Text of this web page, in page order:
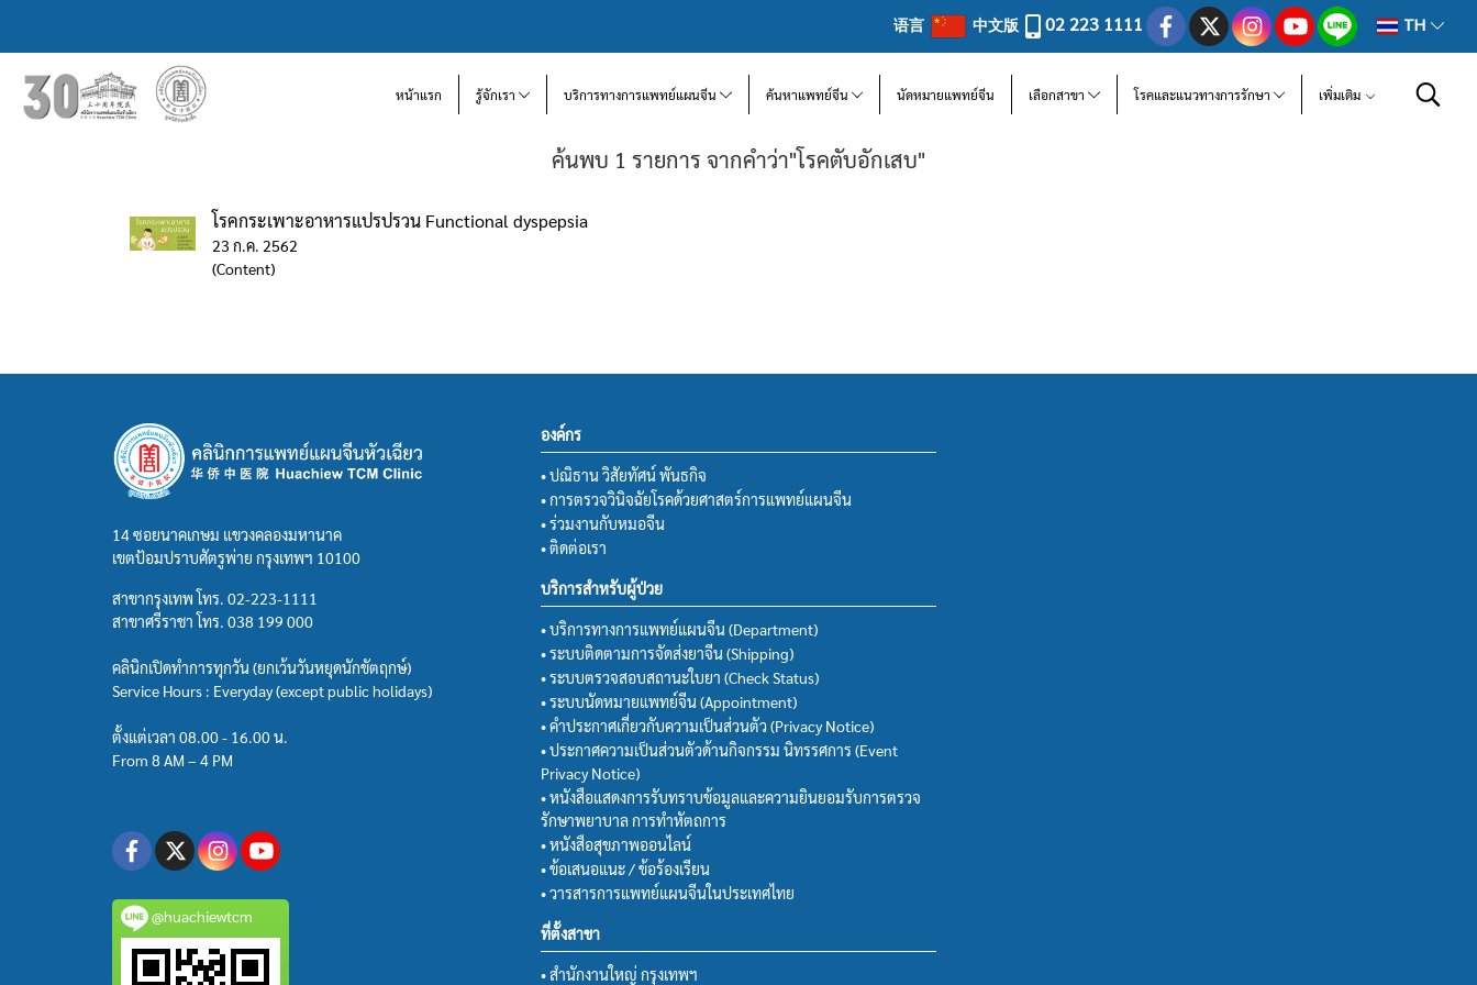
语言 中文版 02 223 1111 TH
หน้าแรก รู้จักเรา บริการทางการแพทย์แผนจีน ค้นหาแพทย์จีน นัดหมายแพทย์จีน เลือกสาขา โรคและแนวทางการรักษา เพิ่มเติม
ค้นพบ 1 รายการ จากคำว่า"โรคตับอักเสบ"
โรคกระเพาะอาหารแปรปรวน Functional dyspepsia
23 ก.ค. 2562
(Content)
14 ซอยนาคเกษม แขวงคลองมหานาค
เขตป้อมปราบศัตรูพ่าย กรุงเทพฯ 10100
สาขากรุงเทพ โทร. 02-223-1111
สาขาศรีราชา โทร. 038 199 000
คลินิกเปิดทำการทุกวัน (ยกเว้นวันหยุดนักขัตฤกษ์)
Service Hours : Everyday (except public holidays)
ตั้งแต่เวลา 08.00 - 16.00 น.
From 8 AM – 4 PM
@huachiewtcm
องค์กร
• ปณิธาน วิสัยทัศน์ พันธกิจ
• การตรวจวินิจฉัยโรคด้วยศาสตร์การแพทย์แผนจีน
• ร่วมงานกับหมอจีน
• ติดต่อเรา
บริการสำหรับผู้ป่วย
• บริการทางการแพทย์แผนจีน (Department)
• ระบบติดตามการจัดส่งยาจีน (Shipping)
• ระบบตรวจสอบสถานะใบยา (Check Status)
• ระบบนัดหมายแพทย์จีน (Appointment)
• คำประกาศเกี่ยวกับความเป็นส่วนตัว (Privacy Notice)
• ประกาศความเป็นส่วนตัวด้านกิจกรรม นิทรรศการ (Event
Privacy Notice)
• หนังสือแสดงการรับทราบข้อมูลและความยินยอมรับการตรวจ
รักษาพยาบาล การทำหัตถการ
• หนังสือสุขภาพออนไลน์
• ข้อเสนอแนะ / ข้อร้องเรียน
• วารสารการแพทย์แผนจีนในประเทศไทย
ที่ตั้งสาขา
• สำนักงานใหญ่ กรุงเทพฯ